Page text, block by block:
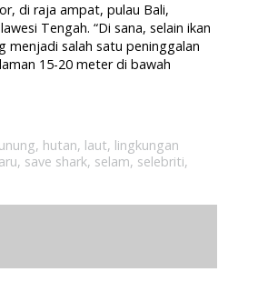
di raja ampat, pulau Bali,
Tengah. “Di sana, selain ikan
menjadi salah satu peninggalan
15-20 meter di bawah
, hutan, laut, lingkungan
, save shark, selam, selebriti,